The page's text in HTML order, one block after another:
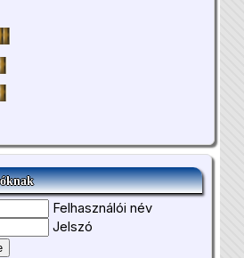
Felhasználói név
Jelszó